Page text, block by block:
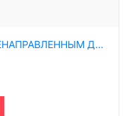
АНТИДРОНОВАЯ СИСТЕМА С ВСЕНАПРАВЛЕННЫМ ДЕЙСТВИЕМ (360° БЕЗ «МЁРТВЫХ ЗОН»), 8 КАНАЛОВ, ДАЛЬНОСТЬ ДЕЙСТВИЯ — 1 КМ